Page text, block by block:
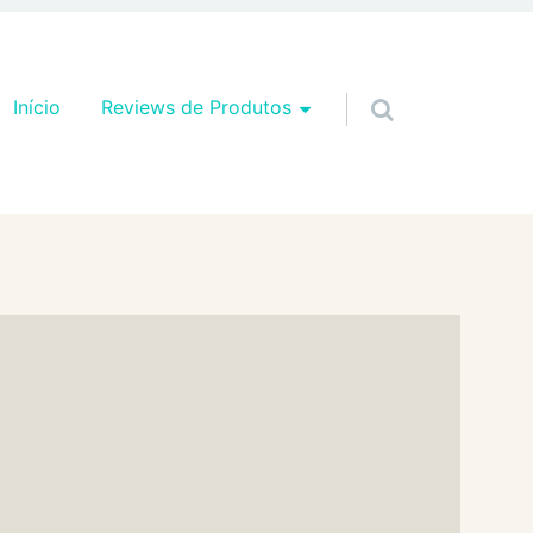
Pular para o conteúdo
Início Reviews de Produtos